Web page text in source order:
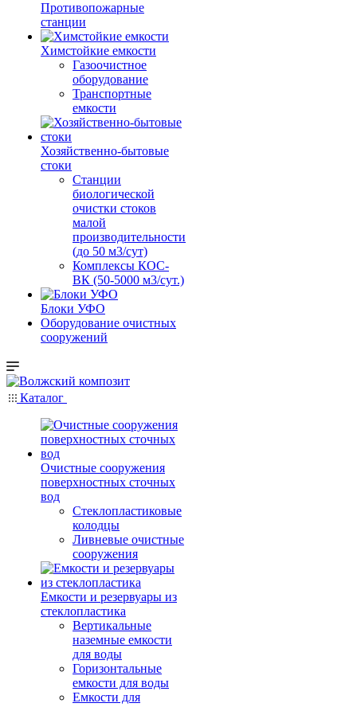
Противопожарные
станции
Химстойкие емкости
Газоочистное
оборудование
Транспортные
емкости
Хозяйственно-бытовые
стоки
Станции
биологической
очистки стоков
малой
производительности
(до 50 м3/сут)
Комплексы КОС-
ВК (50-5000 м3/сут.)
Блоки УФО
Оборудование очистных
сооружений
Каталог
Очистные сооружения
поверхностных сточных
вод
Стеклопластиковые
колодцы
Ливневые очистные
сооружения
Емкости и резервуары из
стеклопластика
Вертикальные
наземные емкости
для воды
Горизонтальные
емкости для воды
Емкости для